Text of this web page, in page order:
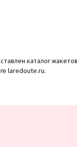
каталог
laredoute.ru.